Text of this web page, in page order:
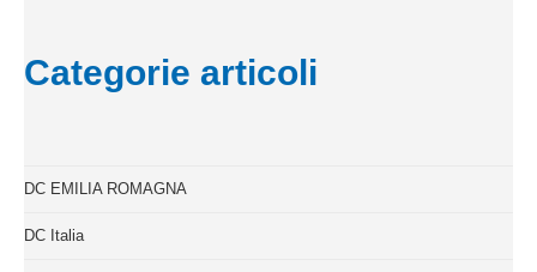
Categorie articoli
DC EMILIA ROMAGNA
DC Italia